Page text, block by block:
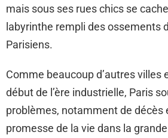
mais sous ses rues chics se
labyrinthe rempli des ossements
Parisiens.
Comme beaucoup d’autres villes
début de l’ère industrielle, Paris
problèmes, notamment de décès
promesse de la vie dans la